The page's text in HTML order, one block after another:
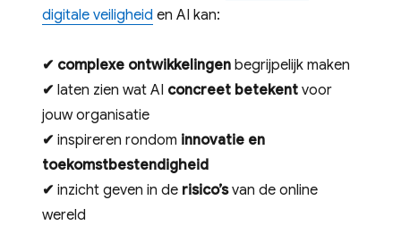
digitale veiligheid en AI kan:
✔ complexe ontwikkelingen begrijpelijk maken
✔ laten zien wat AI concreet betekent voor
jouw organisatie
✔ inspireren rondom innovatie en
toekomstbestendigheid
✔ inzicht geven in de risico’svan de online
wereld